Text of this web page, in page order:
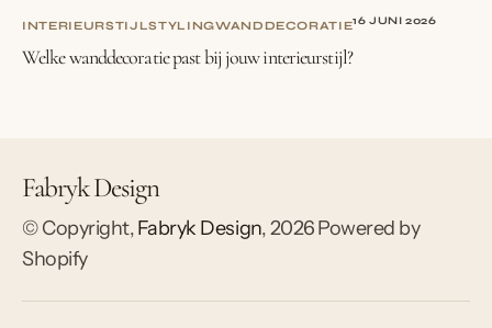
INTERIEURSTIJLSTYLINGWANDDECORATIE16 JUNI 2026
Welke wanddecoratie past bij jouw interieurstijl?
Fabryk Design
© Copyright,Fabryk Design,2026Powered by
Shopify